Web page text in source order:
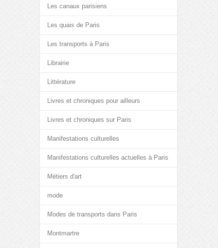
Les canaux parisiens
Les quais de Paris
Les transports à Paris
Librairie
Littérature
Livres et chroniques pour ailleurs
Livres et chroniques sur Paris
Manifestations culturelles
Manifestations culturelles actuelles à Paris
Métiers d'art
mode
Modes de transports dans Paris
Montmartre